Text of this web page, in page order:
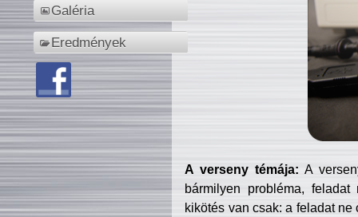
Galéria
Eredmények
A verseny témája: A
bármilyen probléma, feladat
kikötés van csak: a feladat